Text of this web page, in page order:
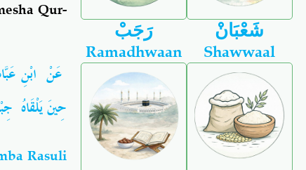
Qur-
‏ ‏عَنْ ‏ ‏ابْنِ
حِينَ يَلْقَاهُ
Rasuli
رَجَبْ شَعْبَانْ
Ramadhwaan Shawwaal